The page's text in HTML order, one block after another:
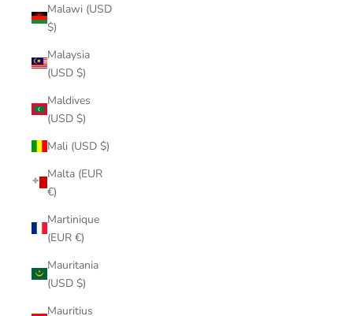
Malawi (USD
$)
Malaysia
(USD $)
Maldives
(USD $)
Mali (USD $)
Malta (EUR
€)
Martinique
(EUR €)
Mauritania
(USD $)
Mauritius